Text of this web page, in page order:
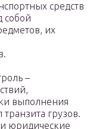
средств
собой
их
–
выполнения
грузов.
юридические